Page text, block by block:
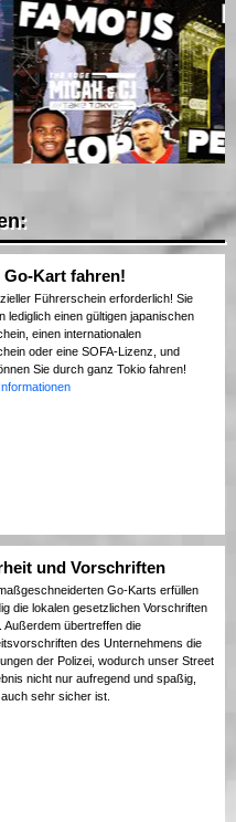
Go-Kart fahren!
Führerschein erforderlich! Sie
lediglich einen gültigen japanischen
einen internationalen
oder eine SOFA-Lizenz, und
Sie durch ganz Tokio fahren!
und Vorschriften
Go-Karts erfüllen
die lokalen gesetzlichen Vorschriften
Außerdem übertreffen die
des Unternehmens die
der Polizei, wodurch unser Street
nicht nur aufregend und spaßig,
sehr sicher ist.